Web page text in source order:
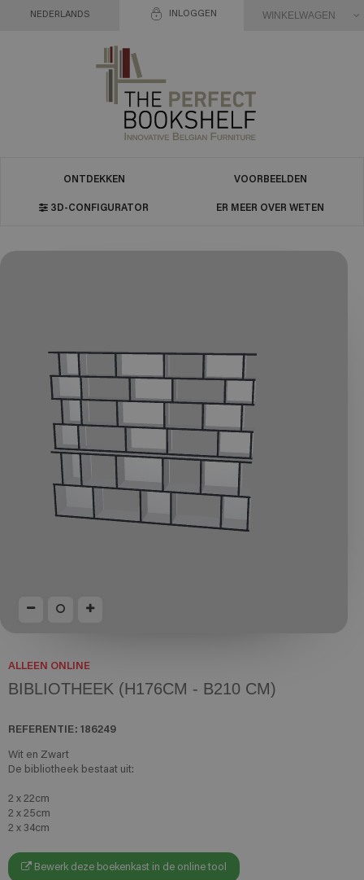
INLOGGEN
NEDERLANDS WINKELWAGEN
ONTDEKKEN VOORBEELDEN
3D-CONFIGURATOR ER MEER OVER WETEN
ALLEEN ONLINE
BIBLIOTHEEK (H176CM - B210 CM)
REFERENTIE: 186249
Wit en Zwart
De bibliotheek bestaat uit:
2 x 22cm
2 x 25cm
2 x 34cm
Bewerk deze boekenkast in de online tool